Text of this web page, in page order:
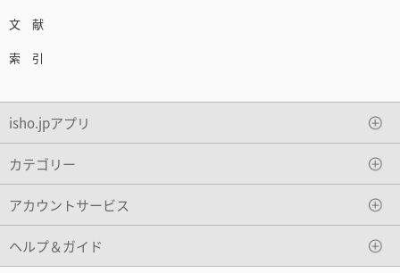
文 献
索 引
isho.jpアプリ
カテゴリー
アカウントサービス
ヘルプ＆ガイド